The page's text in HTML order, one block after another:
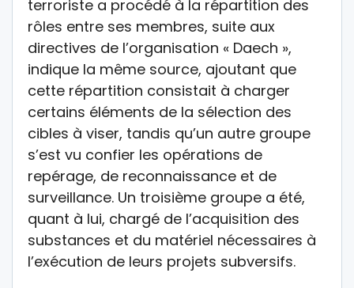
terroriste a procédé à la répartition des
rôles entre ses membres, suite aux
directives de l’organisation « Daech »,
indique la même source, ajoutant que
cette répartition consistait à charger
certains éléments de la sélection des
cibles à viser, tandis qu’un autre groupe
s’est vu confier les opérations de
repérage, de reconnaissance et de
surveillance. Un troisième groupe a été,
quant à lui, chargé de l’acquisition des
substances et du matériel nécessaires à
l’exécution de leurs projets subversifs.